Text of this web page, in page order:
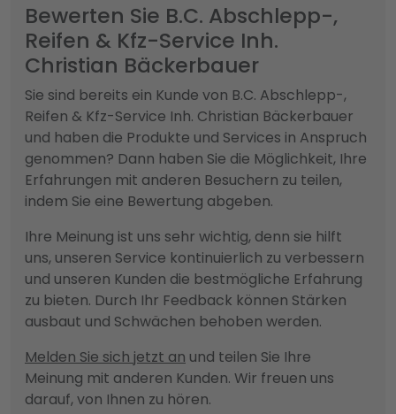
Bewerten Sie B.C. Abschlepp-,
Reifen & Kfz-Service Inh.
Christian Bäckerbauer
Sie sind bereits ein Kunde von B.C. Abschlepp-,
Reifen & Kfz-Service Inh. Christian Bäckerbauer
und haben die Produkte und Services in Anspruch
genommen? Dann haben Sie die Möglichkeit, Ihre
Erfahrungen mit anderen Besuchern zu teilen,
indem Sie eine Bewertung abgeben.
Ihre Meinung ist uns sehr wichtig, denn sie hilft
uns, unseren Service kontinuierlich zu verbessern
und unseren Kunden die bestmögliche Erfahrung
zu bieten. Durch Ihr Feedback können Stärken
ausbaut und Schwächen behoben werden.
Melden Sie sich jetzt an und teilen Sie Ihre
Meinung mit anderen Kunden. Wir freuen uns
darauf, von Ihnen zu hören.